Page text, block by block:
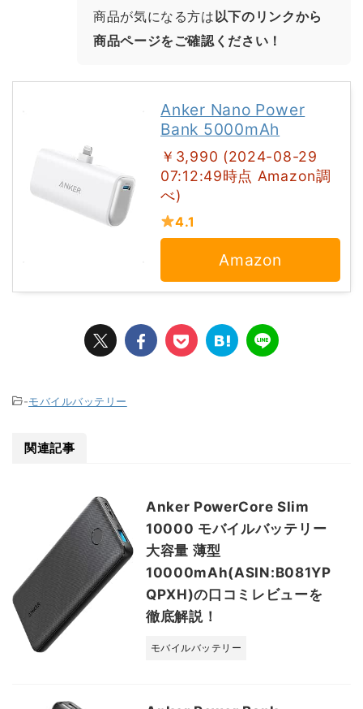
商品が気になる方は以下のリンクから
商品ページをご確認ください！
Anker Nano Power
Bank 5000mAh
￥3,990 (2024-08-29
07:12:49時点 Amazon調
べ)
4.1
Amazon
-モバイルバッテリー
関連記事
Anker PowerCore Slim
10000 モバイルバッテリー
大容量 薄型
10000mAh(ASIN:B081YP
QPXH)の口コミレビューを
徹底解説！
モバイルバッテリー